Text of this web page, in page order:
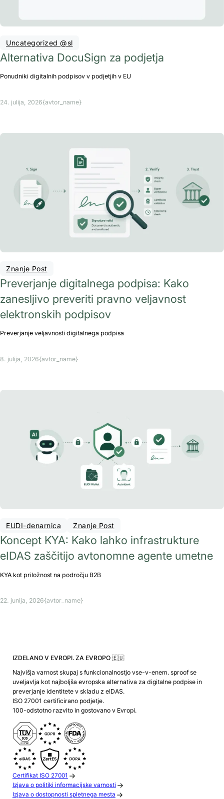
Uncategorized @sl
Alternativa DocuSign za podjetja
Ponudniki digitalnih podpisov v podjetjih v EU
24. julija, 2026{avtor_name}
Znanje Post
Preverjanje digitalnega podpisa: Kako
zanesljivo preveriti pravno veljavnost
elektronskih podpisov
Preverjanje veljavnosti digitalnega podpisa
8. julija, 2026{avtor_name}
EUDI-denarnica Znanje Post
Koncept KYA: Kako lahko infrastrukture
eIDAS zaščitijo avtonomne agente umetne
KYA kot priložnost na področju B2B
22. junija, 2026{avtor_name}
IZDELANO V EVROPI. ZA EVROPO 🇪🇺
Najvišja varnost skupaj s funkcionalnostjo vse-v-enem. sproof se
uveljavlja kot najboljša evropska alternativa za digitalne podpise in
preverjanje identitete v skladu z eIDAS.
ISO 27001 certificirano podjetje.
100-odstotno razvito in gostovano v Evropi.
Certifikat ISO 27001
Izjava o politiki informacijske varnosti
Izjava o dostopnosti spletnega mesta